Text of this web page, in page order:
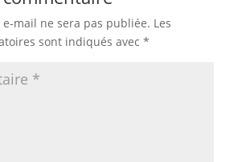
e-mail ne sera pas publiée. Les
sont indiqués avec *